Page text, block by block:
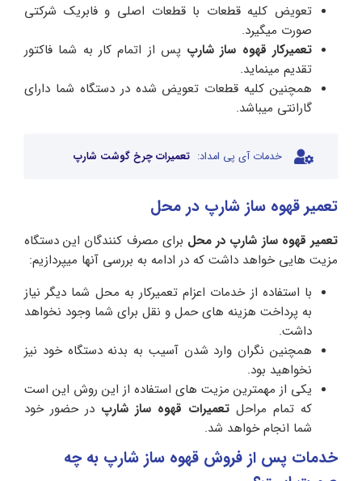
تعویض کلیه قطعات با قطعات اصلی و فابریک شرکتی
صورت میگیرد.
تعمیرکار قهوه ساز شارپ پس از اتمام کار به شما فاکتور
تقدیم مینماید.
همچنین کلیه قطعات تعویض شده در دستگاه شما دارای
گارانتی میباشد.
خدمات آی پی امداد: تعمیرات چرخ گوشت شارپ
تعمیر قهوه ساز شارپ در محل
تعمیر قهوه ساز شارپ در محل برای مصرف کنندگان این دستگاه
مزیت هایی خواهد داشت که در ادامه به بررسی آنها میپردازیم:
با استفاده از خدمات اعزام تعمیرکار به محل شما دیگر نیاز
به پرداخت هزینه های حمل و نقل برای شما وجود نخواهد
داشت.
همچنین نگران وارد شدن آسیب به بدنه دستگاه خود نیز
نخواهید بود.
یکی از مهمترین مزیت های استفاده از این روش این است
که تمام مراحل تعمیرات قهوه ساز شارپ در حضور خود
شما انجام خواهد شد.
خدمات پس از فروش قهوه ساز شارپ به چه